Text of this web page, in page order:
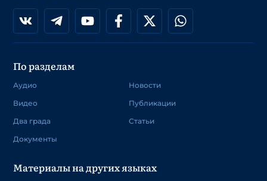
По разделам
Аудио
Видео
Два града
Документы
Новости
Публикации
Статьи
Материалы на других языках